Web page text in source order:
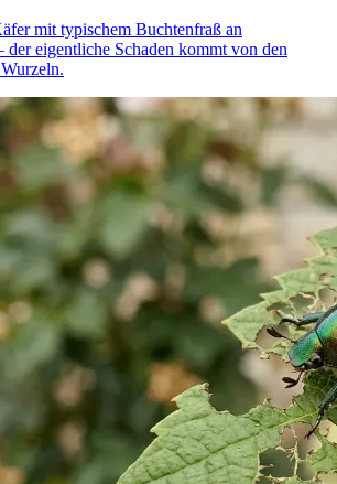
mit typischem Buchtenfraß an
eigentliche Schaden kommt von den